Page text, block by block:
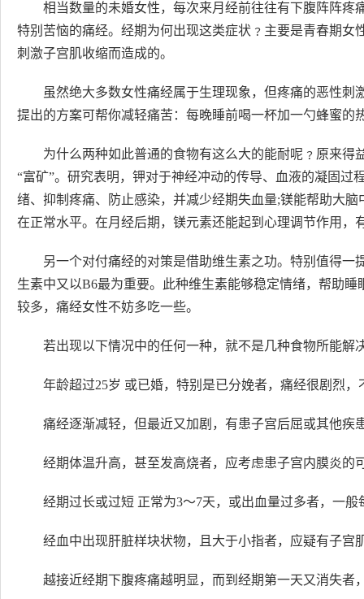
相当数量的未婚女性，每次来月经前往往有下腹阵阵
特别苦恼的痛经。经期为何出现这类症状﹖主要是青春期
刺激子宫肌收缩而造成的。
虽然绝大多数女性痛经属于生理现象，但疼痛的恶性
提出的方案可帮你减轻痛苦：每晚睡前喝一杯加一勺蜂蜜的
为什么两种如此普通的食物有这么大的能耐呢﹖原来
“富矿”。研究表明，钾对于神经冲动的传导、血液的凝固
绪、抑制疼痛、防止感染，并减少经期失血量;镁能帮助大
在正常水平。在月经后期，镁元素还能起到心理调节作用，
另一个对付痛经的对策是借助维生素之功。特别值得
生素中又以B6最为重要。此种维生素能够稳定情绪，帮助
较多，痛经女性不妨多吃一些。
若出现以下情况中的任何一种，就不是几种食物所能解
年龄超过25岁 或已婚，特别是已分娩者，痛经很剧烈
痛经逐渐减轻，但最近又加剧，有患子宫后屈或其他疾
经期体温升高，甚至发高烧者，应考虑患子宫内膜炎的
经期过长或过短 正常为3～7天，或出血量过多者，一
经血中出现肝脏样块状物，且大于小指者，应疑有子宫
越接近经期下腹疼痛越明显，而到经期第一天又消失者